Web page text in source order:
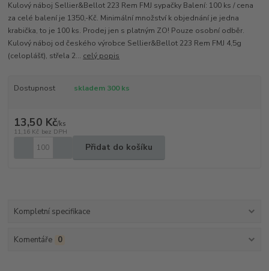
Kulový náboj Sellier&Bellot 223 Rem FMJ sypačky Balení: 100 ks / cena
za celé balení je 1350,-Kč. Minimální množství k objednání je jedna
krabička, to je 100 ks. Prodej jen s platným ZO! Pouze osobní odběr.
Kulový náboj od českého výrobce Sellier&Bellot 223 Rem FMJ 4,5g
(celoplášť), střela 2... celý popis
Dostupnost skladem 300 ks
13,50 Kč/ks
11,16 Kč bez DPH
Přidat do košíku
Kompletní specifikace
Komentáře 0